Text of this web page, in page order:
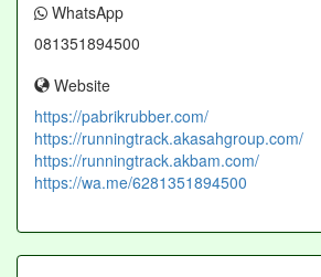
WhatsApp
081351894500
Website
https://pabrikrubber.com/
https://runningtrack.akasahgroup.com/
https://runningtrack.akbam.com/
https://wa.me/6281351894500